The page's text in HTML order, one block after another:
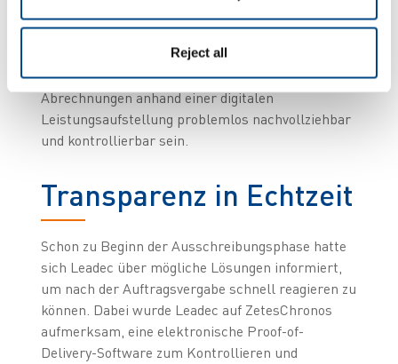
Reject all
Ablieferstellen soll für ihn ebenso online abrufbar
sein wie Zeitpunkt und Ort der Warenübergabe.
Nicht zuletzt sollen auch die monatlichen
Abrechnungen anhand einer digitalen
Leistungsaufstellung problemlos nachvollziehbar
und kontrollierbar sein.
Transparenz in Echtzeit
Schon zu Beginn der Ausschreibungsphase hatte
sich Leadec über mögliche Lösungen informiert,
um nach der Auftragsvergabe schnell reagieren zu
können. Dabei wurde Leadec auf ZetesChronos
aufmerksam, eine elektronische Proof-of-
Delivery-Software zum Kontrollieren und